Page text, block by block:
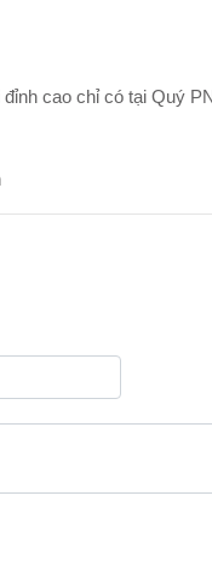
cao chỉ có tại Quý